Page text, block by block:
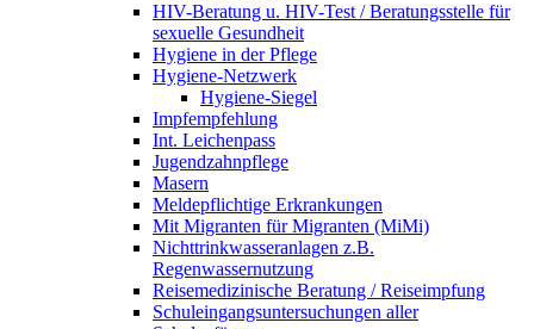
HIV-Beratung u. HIV-Test / Beratungsstelle für
sexuelle Gesundheit
Hygiene in der Pflege
Hygiene-Netzwerk
Hygiene-Siegel
Impfempfehlung
Int. Leichenpass
Jugendzahnpflege
Masern
Meldepflichtige Erkrankungen
Mit Migranten für Migranten (MiMi)
Nichttrinkwasseranlagen z.B.
Regenwassernutzung
Reisemedizinische Beratung / Reiseimpfung
Schuleingangsuntersuchungen aller